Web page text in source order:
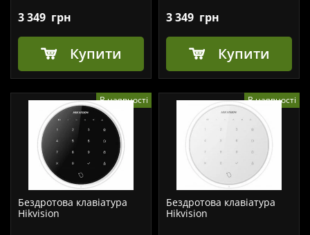
3 349 грн
Купити
3 349 грн
Купити
В наявності
Бездротова клавіатура
Hikvision
В наявності
Бездротова клавіатура
Hikvision